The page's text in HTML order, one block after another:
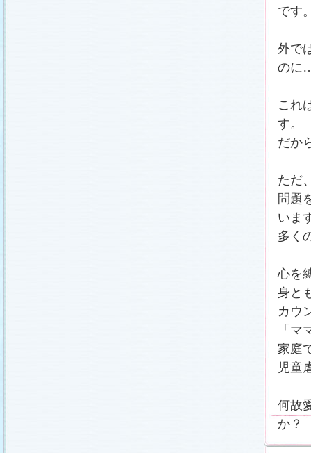
です
外で
のに
これ
す。
だか
ただ
問題
いま
多く
心を
身と
カウ
「
家庭
児童
何故
か？